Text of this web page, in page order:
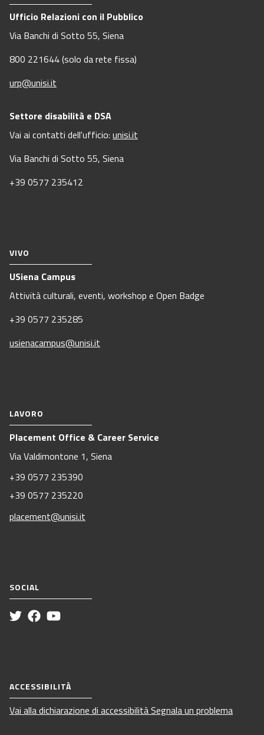
Ufficio Relazioni con il Pubblico
Via Banchi di Sotto 55, Siena
800 221644 (solo da rete fissa)
urp@unisi.it
Settore disabilità e DSA
Vai ai contatti dell'ufficio: unisi.it
Via Banchi di Sotto 55, Siena
+39 0577 235412
VIVO
USiena Campus
Attività culturali, eventi, workshop e Open Badge
+39 0577 235285
usienacampus@unisi.it
LAVORO
Placement Office & Career Service
Via Valdimontone 1, Siena
+39 0577 235390
+39 0577 235220
placement@unisi.it
SOCIAL
ACCESSIBILITÀ
Vai alla dichiarazione di accessibilitàSegnala un problema